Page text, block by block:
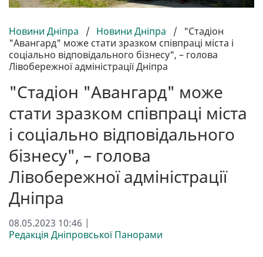
Новини Дніпра / Новини Дніпра /
"Стадіон
"Авангард" може стати зразком співпраці міста і
соціально відповідального бізнесу", – голова
Лівобережної адміністрації Дніпра
"Стадіон "Авангард" може
стати зразком співпраці міста
і соціально відповідального
бізнесу", – голова
Лівобережної адміністрації
Дніпра
08.05.2023 10:46 |
Редакція Дніпровської Панорами